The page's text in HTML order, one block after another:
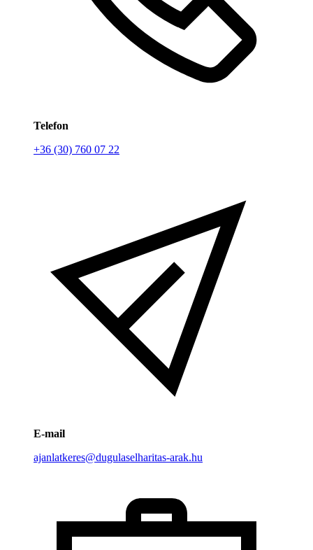
Telefon
+36 (30) 760 07 22
E-mail
ajanlatkeres@dugulaselharitas-arak.hu